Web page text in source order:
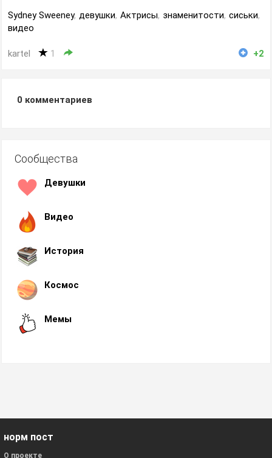
Sydney Sweeney, девушки, Актрисы, знаменитости, сиськи,
видео
kartel 1 +2
0 комментариев
Сообщества
Девушки
Видео
История
Космос
Мемы
норм пост
О проекте